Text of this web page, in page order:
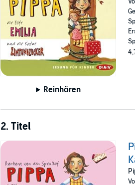
Reinhören
2. Titel